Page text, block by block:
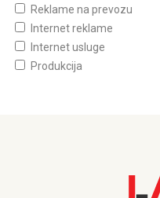
Reklame na prevozu
Internet reklame
Internet usluge
Produkcija